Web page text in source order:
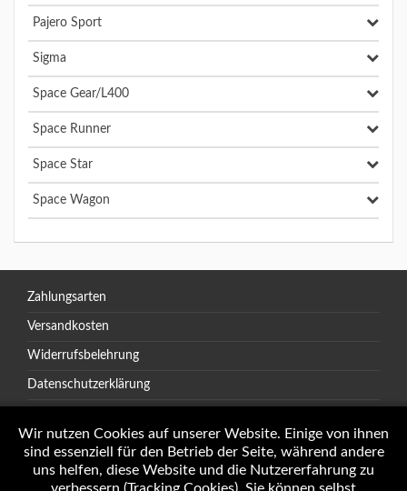
Pajero Sport
Sigma
Space Gear/L400
Space Runner
Space Star
Space Wagon
Zahlungsarten
Versandkosten
Widerrufsbelehrung
Datenschutzerklärung
Wir nutzen Cookies auf unserer Website. Einige von ihnen
sind essenziell für den Betrieb der Seite, während andere
uns helfen, diese Website und die Nutzererfahrung zu